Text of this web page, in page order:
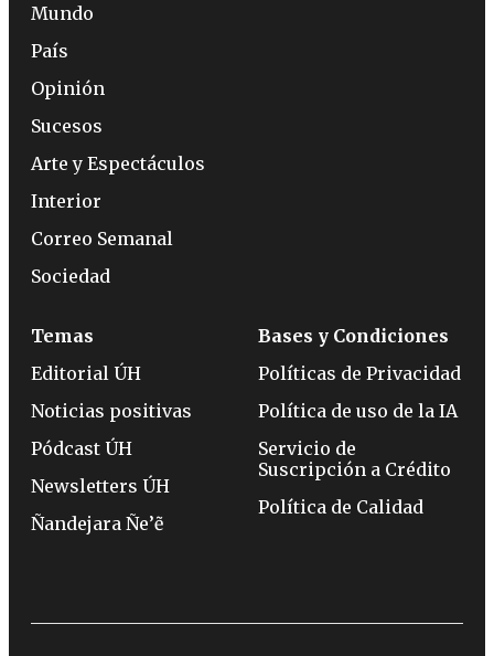
Mundo
País
Opinión
Sucesos
Arte y Espectáculos
Interior
Correo Semanal
Sociedad
Temas
Editorial ÚH
Noticias positivas
Pódcast ÚH
Newsletters ÚH
Ñandejara Ñe’ẽ
Bases y Condiciones
Políticas de Privacidad
Política de uso de la IA
Servicio de
Suscripción a Crédito
Política de Calidad